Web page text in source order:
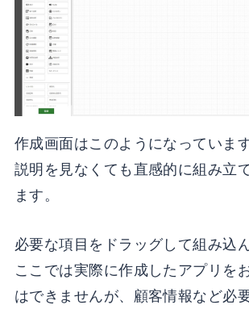
作成画面はこのようになっています
説明を見なくても直感的に組み立
ます。
必要な項目をドラッグして組み込
ここでは実際に作成したアプリを
はできませんが、顧客情報など必